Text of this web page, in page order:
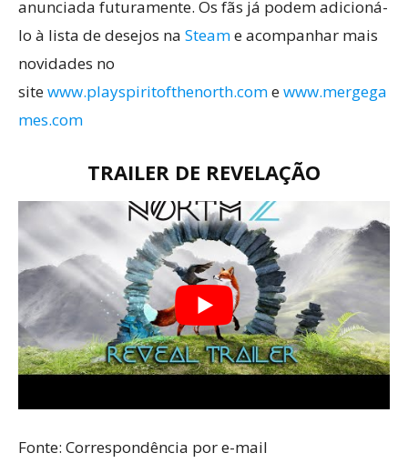
anunciada futuramente. Os fãs já podem adicioná-
lo à lista de desejos na Steame acompanhar mais
novidades no
sitewww.playspiritofthenorth.comewww.mergega
mes.com
TRAILER DE REVELAÇÃO
Fonte: Correspondência por e-mail